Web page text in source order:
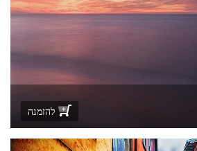
להזמנה